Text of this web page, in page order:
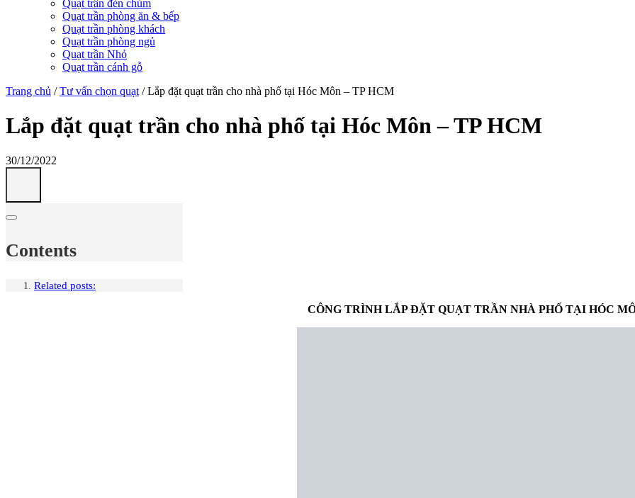
Quạt trần đèn chùm
Quạt trần phòng ăn & bếp
Quạt trần phòng khách
Quạt trần phòng ngủ
Quạt trần Nhỏ
Quạt trần cánh gỗ
Trang chủ /Tư vấn chọn quạt /Lắp đặt quạt trần cho nhà phố tại Hóc Môn – TP HCM
Lắp đặt quạt trần cho nhà phố tại Hóc Môn – TP HCM
30/12/2022
Contents
Related posts:
CÔNG TRÌNH LẮP ĐẶT QUẠT TRẦN NHÀ PHỐ TẠI HÓC